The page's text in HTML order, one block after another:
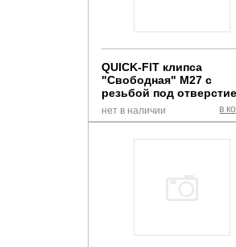
QUICK-FIT клипса
"Свободная" M27 с
резьбой под
24,8мм, черная
в
нет в наличии